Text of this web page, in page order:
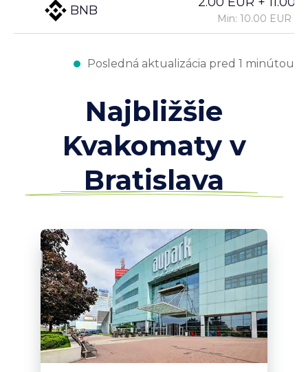
BNB
Min: 10.00 EUR
Posledná aktualizácia pred 1 minútou
Najbližšie
Kvakomaty v
Bratislava